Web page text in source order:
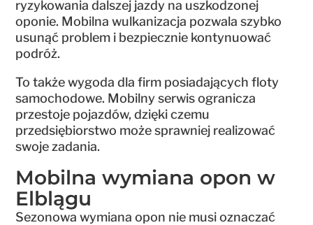
ryzykowania dalszej jazdy na uszkodzonej
oponie. Mobilna wulkanizacja pozwala szybko
usunąć problem i bezpiecznie kontynuować
podróż.
To także wygoda dla firm posiadających floty
samochodowe. Mobilny serwis ogranicza
przestoje pojazdów, dzięki czemu
przedsiębiorstwo może sprawniej realizować
swoje zadania.
Mobilna wymiana opon w
Elblągu
Sezonowa wymiana opon nie musi oznaczać